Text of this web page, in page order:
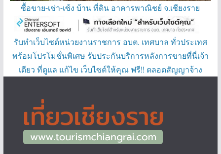
ซื้อขาย-เช่า-เซ้ง บ้าน ที่ดิน อาคารพาณิชย์ จ.เชียงราย
รับทำเว็บไซต์หน่วยงานราชการ อบต. เทศบาล ทั่วประเทศ
พร้อมโปรโมชั่นพิเศษ รับประกันบริการหลังการขายที่นี่เจ้า
เดียว ที่ดูแล แก้ไข เว็บไซต์ให้คุณ ฟรี!! ตลอดสัญญาจ้าง